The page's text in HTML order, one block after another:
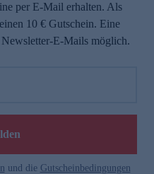
per E-Mail erhalten. Als
10 € Gutschein. Eine
E-Mails möglich.
und die Gutscheinbedingungen